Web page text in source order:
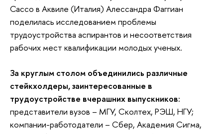
Сассо в Аквиле (Италия) Алессандра Фаггиан
поделилась исследованием проблемы
трудоустройства аспирантов и несоответствия
рабочих мест квалификации молодых ученых.
За круглым столом объединились различные
стейкхолдеры, заинтересованные в
трудоустройстве вчерашних выпускников:
представители вузов – МГУ, Сколтех, РЭШ, НГУ;
компании-работодатели – Сбер, Академия Сигма,